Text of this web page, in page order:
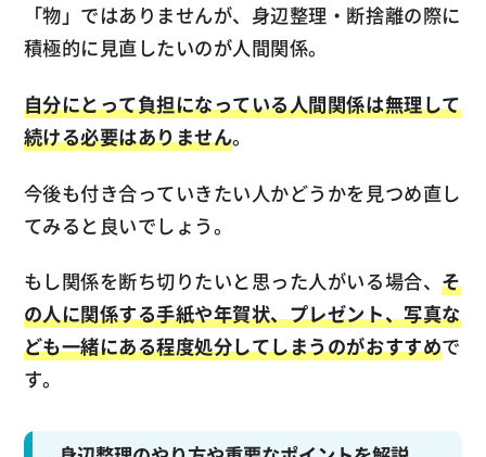
「物」ではありませんが、身辺整理・断捨離の際に
積極的に見直したいのが人間関係。
自分にとって負担になっている人間関係は無理して
続ける必要はありません。
今後も付き合っていきたい人かどうかを見つめ直し
てみると良いでしょう。
もし関係を断ち切りたいと思った人がいる場合、そ
の人に関係する手紙や年賀状、プレゼント、写真な
ども一緒にある程度処分してしまうのがおすすめで
す。